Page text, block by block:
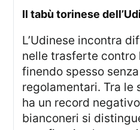
Il tabù torinese
L’Udinese incontra difficoltà storiche
nelle trasferte contro
finendo spesso
regolamentari. Tra le
ha un record
bianconeri si